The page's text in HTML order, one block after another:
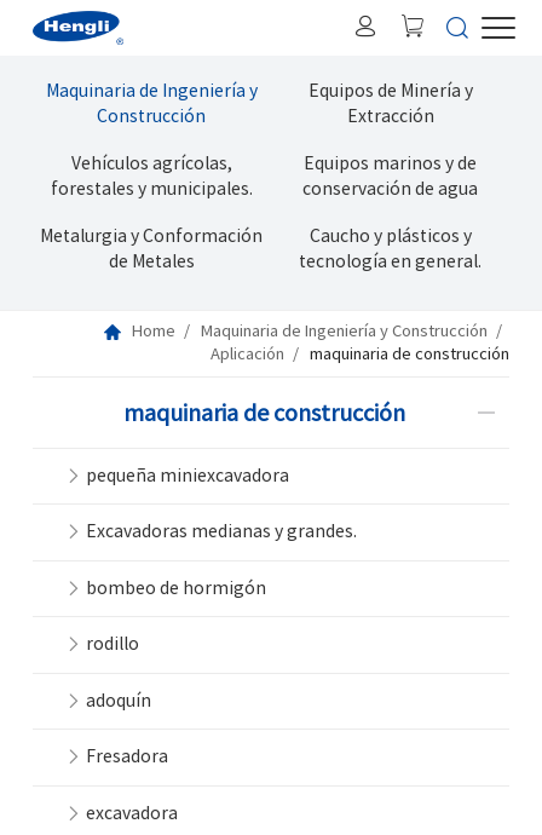
Maquinaria de Ingeniería y
Construcción
Equipos de Minería y
Extracción
Vehículos agrícolas,
forestales y municipales.
Equipos marinos y de
conservación de agua
Metalurgia y Conformación
de Metales
Caucho y plásticos y
tecnología en general.
Home
Maquinaria de Ingeniería y Construcción
Aplicación
maquinaria de construcción
maquinaria de construcción
pequeña miniexcavadora
Excavadoras medianas y grandes.
bombeo de hormigón
rodillo
adoquín
Fresadora
excavadora